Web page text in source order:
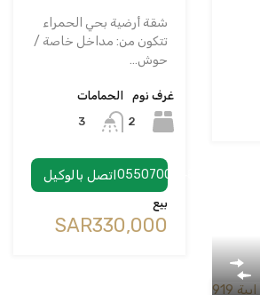
شقة أرضية بحي الحمراء
تتكون من: مداخل خاصة /
حوش…
غرف نوم
2
الحمامات
3
اتصل بالوكيل0550700748
بيع
‪SAR330,000